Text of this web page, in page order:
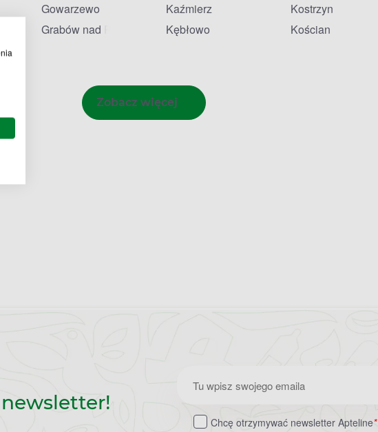
Gowarzewo
Grabów nad Prosną
Kaźmierz
Kębłowo
Kostrzyn
Kościan
Zobacz więcej
Zapisz
do
Chcę otrzymywać newsletter Apteline*